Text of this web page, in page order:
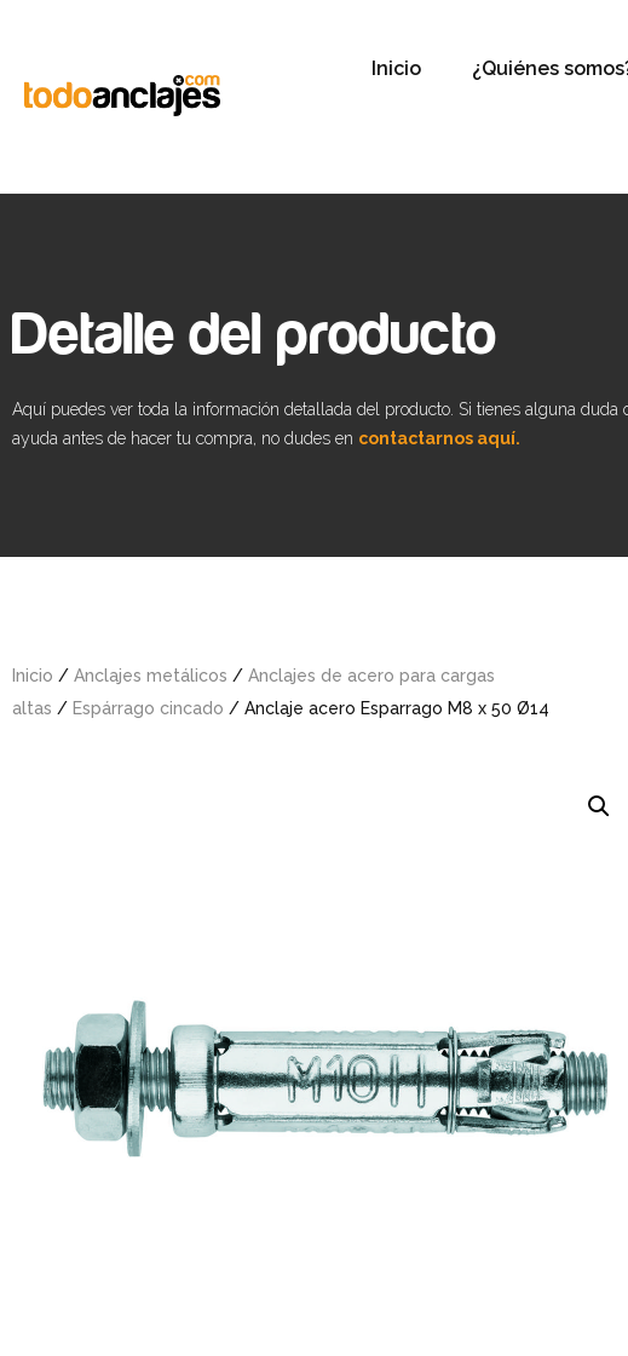
Inicio ¿Quiénes
Detalle del producto
Aquí puedes ver toda la información detallada del producto. Si tienes alguna duda
ayuda antes de hacer tu compra, no dudes en contactarnos aquí.
Inicio / Anclajes metálicos / Anclajes de acero para cargas
altas / Espárrago cincado / Anclaje acero Esparrago M8 x 50 Ø14